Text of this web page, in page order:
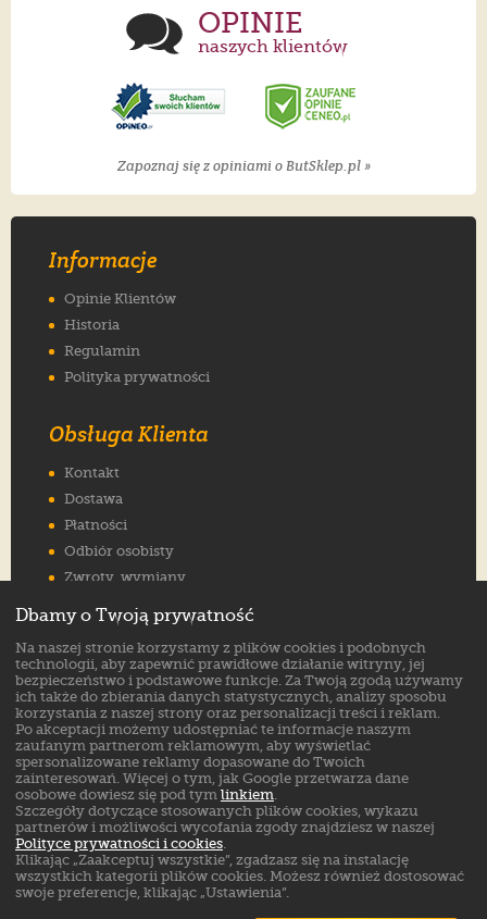
OPINIE
naszych klientów
Zapoznaj się z opiniami o ButSklep.pl »
Informacje
Opinie Klientów
Historia
Regulamin
Polityka prywatności
Obsługa Klienta
Kontakt
Dostawa
Płatności
Odbiór osobisty
Zwroty, wymiany
Jak wybrać rozmiar
FAQ
Znajdź nas na:
Dbamy o Twoją prywatność
Na naszej stronie korzystamy z plików cookies i podobnych
technologii, aby zapewnić prawidłowe działanie witryny, jej
bezpieczeństwo i podstawowe funkcje. Za Twoją zgodą używamy
ich także do zbierania danych statystycznych, analizy sposobu
korzystania z naszej strony oraz personalizacji treści i reklam.
Po akceptacji możemy udostępniać te informacje naszym
zaufanym partnerom reklamowym, aby wyświetlać
spersonalizowane reklamy dopasowane do Twoich
zainteresowań. Więcej o tym, jak Google przetwarza dane
osobowe dowiesz się pod tym linkiem.
Szczegóły dotyczące stosowanych plików cookies, wykazu
partnerów i możliwości wycofania zgody znajdziesz w naszej
Polityce prywatności i cookies.
Klikając „Zaakceptuj wszystkie”, zgadzasz się na instalację
wszystkich kategorii plików cookies. Możesz również dostosować
swoje preferencje, klikając „Ustawienia”.